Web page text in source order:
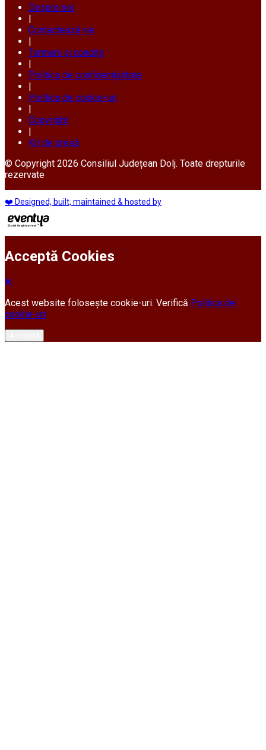
Despre noi
|
Contactează-ne
|
Termeni și condiții
|
Politica de confidențialitate
|
Politica de cookie-uri
|
Copyright
|
Kit de presă
© Copyright 2026 Consiliul Județean Dolj. Toate drepturile
rezervate
❤️ Designed, built, maintained & hosted by
Acceptă Cookies
Acest website folosește cookie-uri. Verifică Politica de
cookie-uri